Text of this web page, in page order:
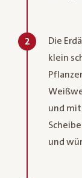
2
Die
klein
und
und